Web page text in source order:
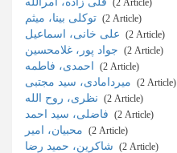
‎ (2 Article)
‎ (2 Article)
‎ (2 Article)
‎ (2 Article)
‎ (2 Article)
‎ (2 Article)
‎ (2 Article)
‎ (2 Article)
‎ (2 Article)
‎ (2 Article)